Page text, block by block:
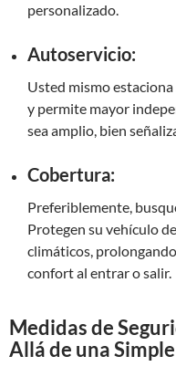
personalizado.
Autoservicio:
Usted mismo
y permite mayor
sea amplio, bien
Cobertura:
Preferiblemente,
Protegen su vehículo
climáticos,
confort al entrar o salir.
Medidas de
Allá de una